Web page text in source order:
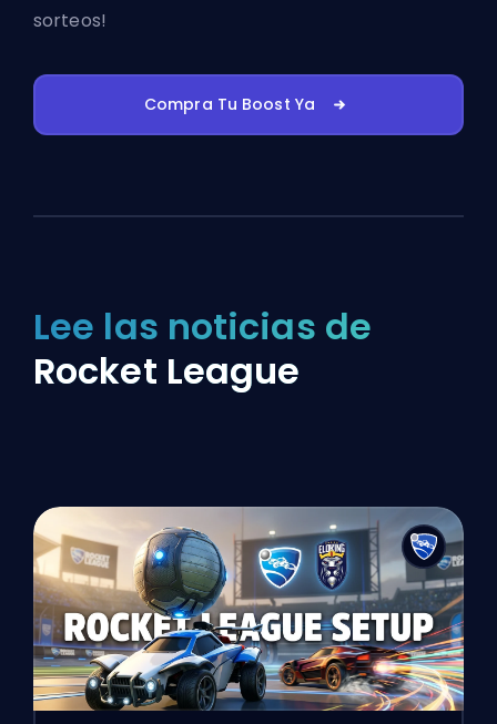
sorteos!
Compra Tu Boost Ya
Lee las noticias de
Rocket League